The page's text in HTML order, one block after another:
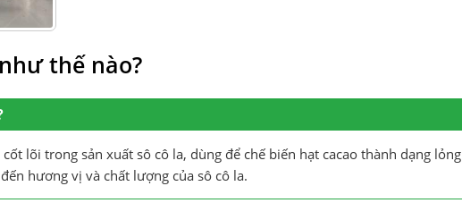
thế nào?
lõi trong sản xuất sô cô la, dùng để chế biến hạt cacao thành dạng lỏng
hương vị và chất lượng của sô cô la.